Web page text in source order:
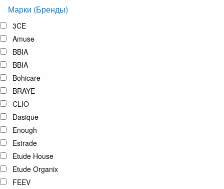
Марки (Бренды)
3CE
Amuse
BBIA
BBIA
Bohicare
BRAYE
CLIO
Dasique
Enough
Estrade
Etude House
Etude Organix
FEEV